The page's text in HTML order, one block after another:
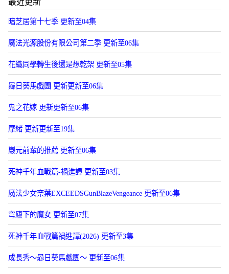
暗芝居第十七季 更新至04集
魔法光源股份有限公司第二季 更新至06集
花織同學轉生後還是想乾架 更新至05集
曏日葵馬戯團 更新更新至06集
鬼之花嫁 更新更新至06集
摩緒 更新更新至19集
巖元前輩的推薦 更新至06集
死神千年血戰篇-禍進譚 更新至03集
魔法少女奈葉EXCEEDSGunBlazeVengeance 更新至06集
穹廬下的魔女 更新至07集
死神千年血戰篇禍進譚(2026) 更新至3集
成長秀～曏日葵馬戯團～ 更新至06集